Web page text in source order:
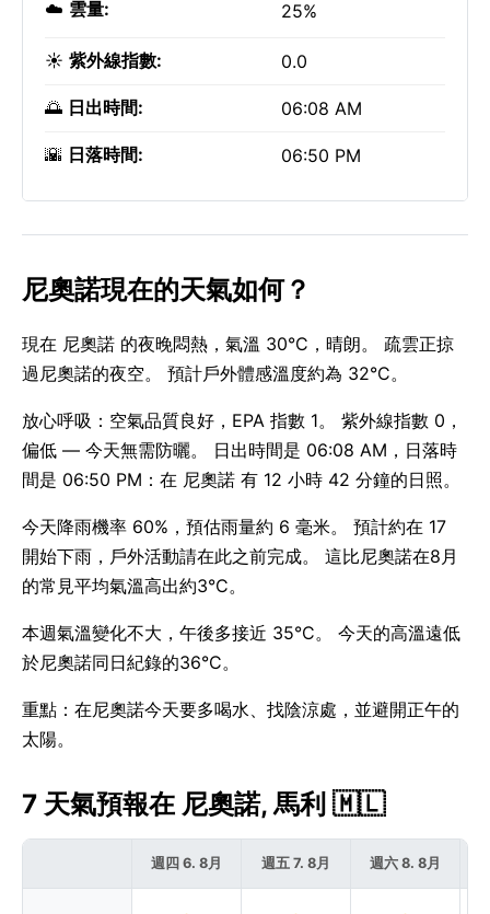
☁️ 雲量: 25%
☀️ 紫外線指數: 0.0
🌅 日出時間: 06:08 AM
🌇 日落時間: 06:50 PM
尼奧諾現在的天氣如何？
現在 尼奧諾 的夜晚悶熱，氣溫 30°C，晴朗。 疏雲正掠
過尼奧諾的夜空。 預計戶外體感溫度約為 32°C。
放心呼吸：空氣品質良好，EPA 指數 1。 紫外線指數 0，
偏低 — 今天無需防曬。 日出時間是 06:08 AM，日落時
間是 06:50 PM：在 尼奧諾 有 12 小時 42 分鐘的日照。
今天降雨機率 60%，預估雨量約 6 毫米。 預計約在 17
開始下雨，戶外活動請在此之前完成。 這比尼奧諾在8月
的常見平均氣溫高出約3°C。
本週氣溫變化不大，午後多接近 35°C。 今天的高溫遠低
於尼奧諾同日紀錄的36°C。
重點：在尼奧諾今天要多喝水、找陰涼處，並避開正午的
太陽。
7 天氣預報在 尼奧諾, 馬利 🇲🇱
週四 6. 8月 週五 7. 8月 週六 8. 8月